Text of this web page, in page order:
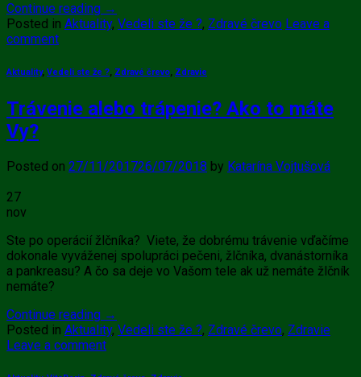
Continue reading →
Posted in Aktuality, Vedeli ste že ?, Zdravé črevo Leave a
comment
Aktuality, Vedeli ste že ?, Zdravé črevo, Zdravie
Trávenie alebo trápenie? Ako to máte
Vy?
Posted on 27/11/201726/07/2018 by Katarína Vojtušová
27
nov
Ste po operácií žlčníka? Viete, že dobrému trávenie vďačíme
dokonale vyváženej spolupráci pečeni, žlčníka, dvanástorníka
a pankreasu? A čo sa deje vo Vašom tele ak už nemáte žlčník
nemáte?
Continue reading →
Posted in Aktuality, Vedeli ste že ?, Zdravé črevo, Zdravie
Leave a comment